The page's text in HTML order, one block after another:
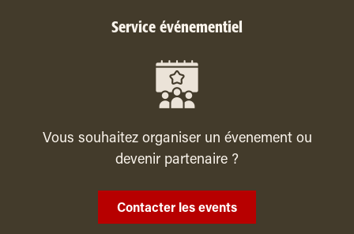
Service événementiel
Vous souhaitez organiser un évenement ou
devenir partenaire ?
Contacter les events